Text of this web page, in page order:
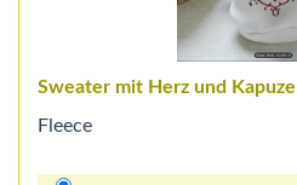
Sweater mit Herz und Kapuze
Fleece